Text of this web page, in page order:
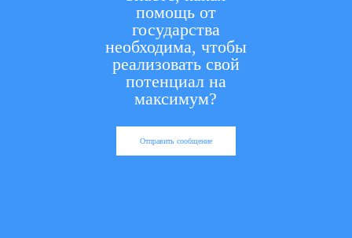
помощь от
государства
необходима, чтобы
реализовать свой
потенциал на
максимум?
Отправить сообщение